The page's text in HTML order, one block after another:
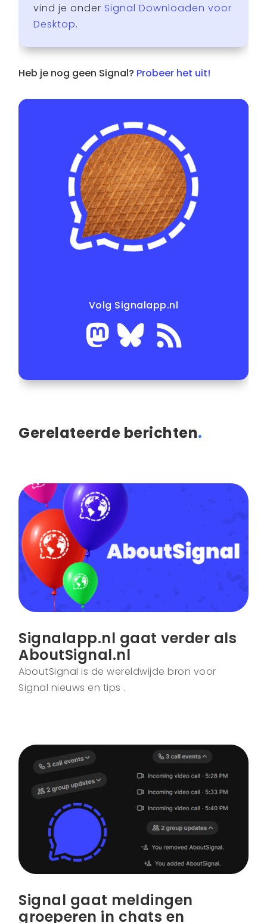
vind je onder Signal Downloaden voor
Desktop.
Heb je nog geen Signal? Probeer het uit!
Volg Signalapp.nl
Gerelateerde berichten.
Signalapp.nl gaat verder als
AboutSignal.nl
AboutSignal is de wereldwijde bron voor
Signal nieuws en tips .
Signal gaat meldingen
groeperen in chats en